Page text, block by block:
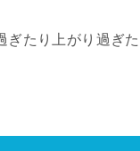
ぎたり上がり過ぎた